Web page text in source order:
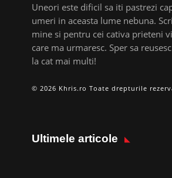
Uneori este dificil sa iti pastrezi
umeri in aceasta lume nebuna.
mine si pentru cei cativa prieteni
care ma urmaresc. Sper sa
la cat mai multi!
© 2026 Khris.ro Toate drepturile
Ultimele articole